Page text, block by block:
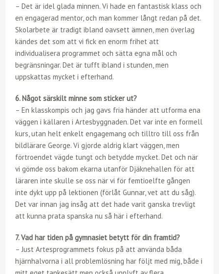
– Det är idel glada minnen. Vi hade en fantastisk klass och
en engagerad mentor, och man kommer långt redan på det.
Skolarbete är tradigt ibland oavsett ämnen, men överlag
kändes det som att vi fick en enorm frihet att
individualisera programmet och sätta egna mål och
begränsningar. Det är tufft ibland i stunden, men
uppskattas mycket i efterhand.
6. Något särskilt minne som sticker ut?
– En klasskompis och jag gavs fria händer att utforma ena
väggen i källaren i Artesbyggnaden. Det var inte en formell
kurs, utan helt enkelt engagemang och tilltro till oss från
bildlärare George. Vi gjorde aldrig klart väggen, men
förtroendet vägde tungt och betydde mycket. Det och när
vi gömde oss bakom ekarna utanför Djäknehallen för att
läraren inte skulle se oss när vi för femtioelfte gången
inte dykt upp på lektionen (förlåt Gunnar, vet att du såg).
Det var innan jag insåg att det hade varit ganska trevligt
att kunna prata spanska nu så här i efterhand.
7. Vad har tiden på gymnasiet betytt för din framtid?
– Just Artesprogrammets fokus på att använda båda
hjärnhalvorna i all problemlösning har följt med mig, både i